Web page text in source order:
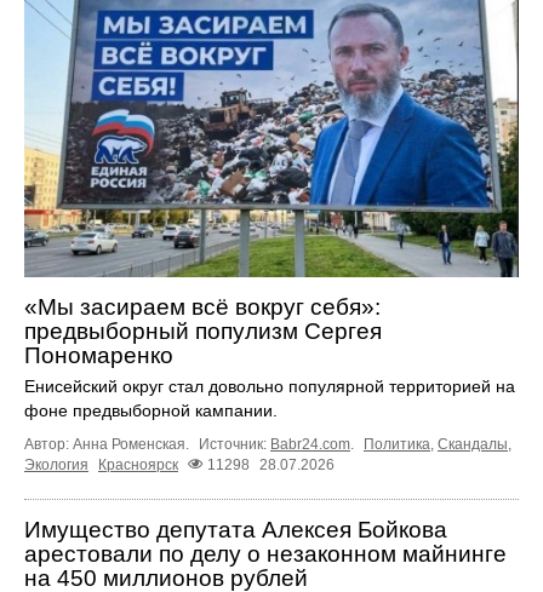
«Мы засираем всё вокруг себя»:
предвыборный популизм Сергея
Пономаренко
Енисейский округ стал довольно популярной территорией на
фоне предвыборной кампании.
Автор: Анна Роменская. Источник: Babr24.com Политика Скандалы
Экология
Красноярск 11298 28.07.2026
Имущество депутата Алексея Бойкова
арестовали по делу о незаконном майнинге
на 450 миллионов рублей